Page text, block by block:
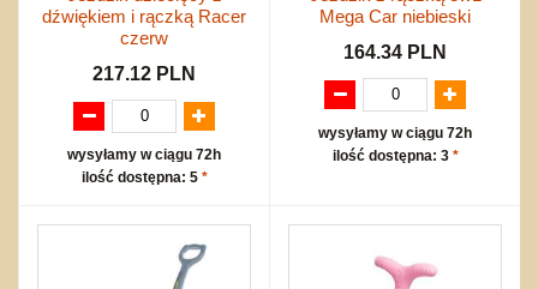
dźwiękiem i rączką Racer
czerw
217.12 PLN
wysyłamy w ciągu 72h
ilość dostępna: 5 *
Mega Car niebieski
164.34 PLN
wysyłamy w ciągu 72h
ilość dostępna: 3 *